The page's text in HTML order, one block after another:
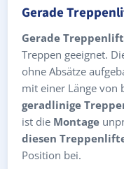
Gerade
Gerade
Treppen geeignet.
ohne Absätze
mit einer Länge von
geradlinige
ist die Montage
diesen
Position bei.